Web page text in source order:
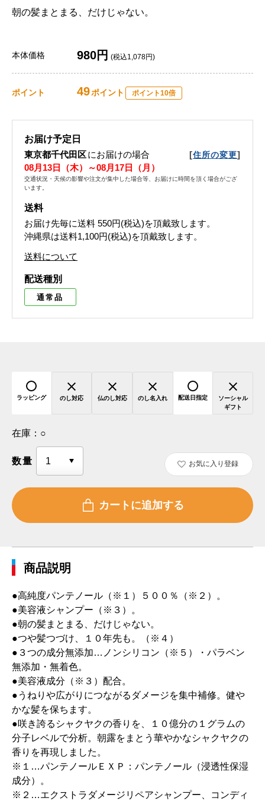
朝の髪まとまる、だけじゃない。
本体価格 980円 (税込1,078円)
ポイント 49ポイント ポイント10倍
お届け予定日
東京都千代田区にお届けの場合 [住所の変更]
08月13日（木）～08月17日（月）
交通状況・天候の影響や注文が集中した場合等、お届けに時間を頂く場合がござ
います。
送料
お届け先毎に送料 550円(税込)を頂戴致します。
沖縄県は送料1,100円(税込)を頂戴致します。
送料について
配送種別
通常品
ラッピング のし対応 仏のし対応 のし名入れ 配送日指定
ソーシャル
ギフト
在庫： ○
数量 お気に入り登録
商品説明
●高純度パンテノール（※１）５００％（※２）。
●美容液シャンプー（※３）。
●朝の髪まとまる、だけじゃない。
●つや髪つづけ、１０年先も。（※４）
●３つの成分無添加…ノンシリコン（※５）・パラベン
無添加・無着色。
●美容液成分（※３）配合。
●うねりや広がりにつながるダメージを集中補修。健や
かな髪を保ちます。
●咲き誇るシャクヤクの香りを、１０億分の１グラムの
分子レベルで分析。朝露をまとう華やかなシャクヤクの
香りを再現しました。
※１…パンテノールＥＸＰ：パンテノール（浸透性保湿
成分）。
※２…エクストラダメージリペアシャンプー、コンディ